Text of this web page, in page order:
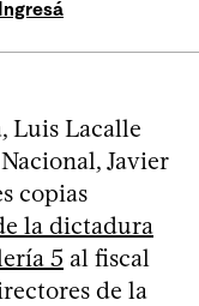
Ingresá
Luis Lacalle
Javier
copias
la dictadura
5 al fiscal
de la